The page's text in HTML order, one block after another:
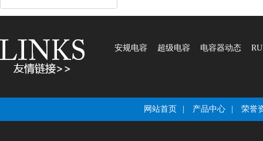
安规电容 超级电容 电容器动态
网站首页 产品中心 荣誉